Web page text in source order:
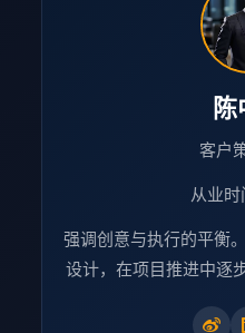
客户
从业时
强调创意与执行的平衡
设计，在项目推进中逐